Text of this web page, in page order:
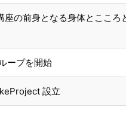
の前身となる身体とこころ
ープを開始
設立